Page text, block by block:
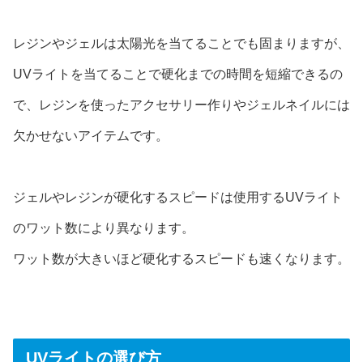
レジンやジェルは太陽光を当てることでも固まりますが、
UVライトを当てることで硬化までの時間を短縮できるの
で、レジンを使ったアクセサリー作りやジェルネイルには
欠かせないアイテムです。
ジェルやレジンが硬化するスピードは使用するUVライト
のワット数により異なります。
ワット数が大きいほど硬化するスピードも速くなります。
UVライトの選び方